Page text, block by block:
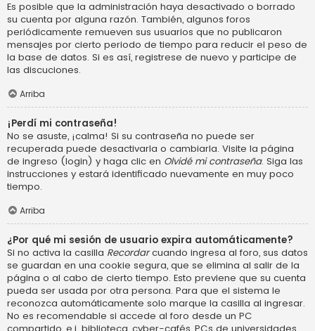
Es posible que la administración haya desactivado o borrado
su cuenta por alguna razón. También, algunos foros
periódicamente remueven sus usuarios que no publicaron
mensajes por cierto periodo de tiempo para reducir el peso de
la base de datos. Si es así, registrese de nuevo y participe de
las discuciones.
Arriba
¡Perdí mi contraseña!
No se asuste, ¡calma! Si su contraseña no puede ser
recuperada puede desactivarla o cambiarla. Visite la página
de ingreso (login) y haga clic en Olvidé mi contraseña. Siga las
instrucciones y estará identificado nuevamente en muy poco
tiempo.
Arriba
¿Por qué mi sesión de usuario expira automáticamente?
Si no activa la casilla Recordarcuando ingresa al foro, sus datos
se guardan en una cookie segura, que se elimina al salir de la
página o al cabo de cierto tiempo. Esto previene que su cuenta
pueda ser usada por otra persona. Para que el sistema le
reconozca automáticamente solo marque la casilla al ingresar.
No es recomendable si accede al foro desde un PC